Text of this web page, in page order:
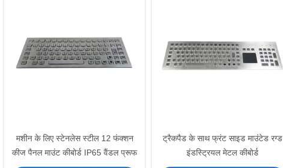
मशीन के लिए स्टेनलेस स्टील 12 फंक्शन
कीज पैनल माउंट कीबोर्ड IP65 वैंडल प्रूफ
ट्रैकपैड के साथ फ्रंट साइड माउंटेड रग्ड
इंडस्ट्रियल मेटल कीबोर्ड